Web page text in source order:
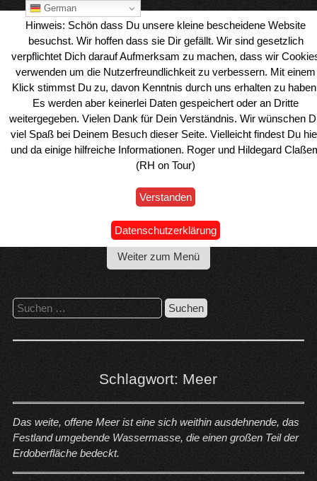
content
Wohnmobil Reiseblog Roger & Hilde
Weiter zum Menü
Suchen
nach:
Schlagwort: Meer
Das weite, offene Meer ist eine sich weithin ausdehnende, das
Festland umgebende Wassermasse, die einen großen Teil der
Erdoberfläche bedeckt.
Hinweis: Schön dass Du unsere kleine bescheidene Website
besuchst. Wir hoffen dass sie Dir gefällt. Wir sind gesetzlich
verpflichtet Dich darauf Aufmerksam zu machen, dass wir
verwenden um die Nutzerfreundlichkeit zu verbessern. Mit einem
Klick stimmst Du zu, davon Kenntnis durch uns erhalten zu
Es werden aber keinerlei Daten gespeichert oder an Dritte
weitergegeben. Vielen Dank für Dein Verständnis. Wir wünschen
viel Spaß bei Deinem Besuch dieser Seite. Vielleicht findest Du
und da einige hilfreiche Informationen. Roger und Hildegard
(RH on Tour)
Verstanden
Datenschutzerklärung
German